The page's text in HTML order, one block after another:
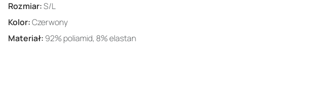
Rozmiar:S/L
Kolor:Czerwony
Materiał: 92% poliamid, 8% elastan